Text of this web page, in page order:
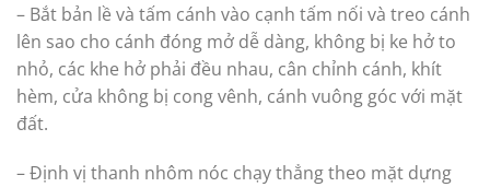
– Bắt bản lề và tấm cánh vào cạnh tấm nối và treo cánh
lên sao cho cánh đóng mở dễ dàng, không bị ke hở to
nhỏ, các khe hở phải đều nhau, cân chỉnh cánh, khít
hèm, cửa không bị cong vênh, cánh vuông góc với mặt
đất.
– Định vị thanh nhôm nóc chạy thẳng theo mặt dựng